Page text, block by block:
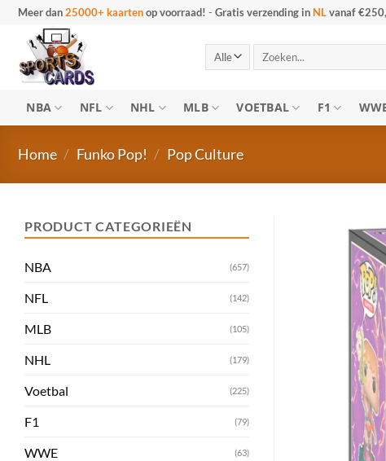
inhoud
Meer dan25000+ kaartenop voorraad! - Gratis verzending in NLvanaf
Zoeken
NBA NFL NHL MLB VOETBAL F1
Home / Funko Pop! / Pop Culture
PRODUCT CATEGORIEËN
NBA (657)
NFL (142)
MLB (105)
NHL (179)
Voetbal (225)
F1 (79)
WWE (63)